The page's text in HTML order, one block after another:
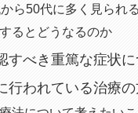
ら50代に多く見られ
るとどうなるのか
すべき重篤な症状
行われている治療